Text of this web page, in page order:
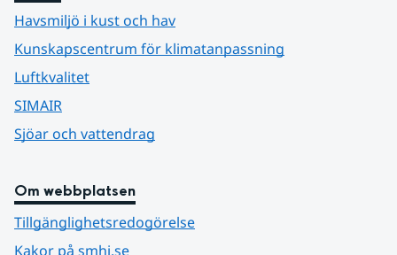
Havsmiljö i kust och hav
Kunskapscentrum för klimatanpassning
Luftkvalitet
SIMAIR
Sjöar och vattendrag
Om webbplatsen
Tillgänglighetsredogörelse
Kakor på smhi.se